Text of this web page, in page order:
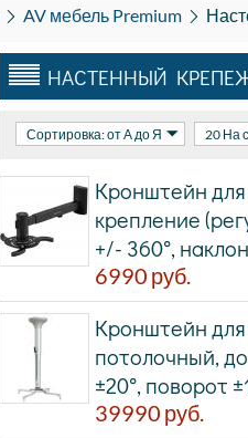
AV мебель Premium
НАСТЕННЫЙ
Сортировка: от А до Я 20 На
Кронштейн
крепление
+/- 360°,
6990 руб.
Кронштейн для
потолочный,
±20°, поворот
39990 руб.